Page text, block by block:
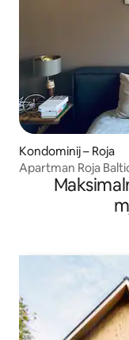
Kondominij – Roja
Apartman Roja